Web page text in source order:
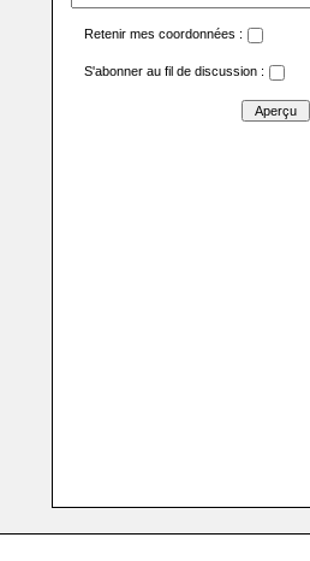
Retenir mes coordonnées :
S'abonner au fil de discussion :